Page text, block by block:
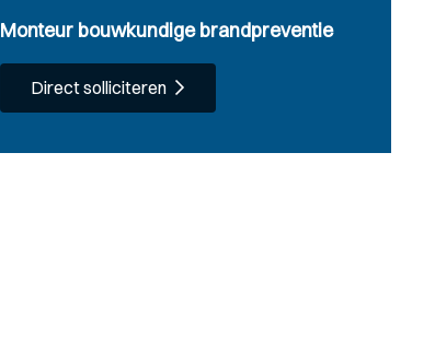
Monteur bouwkundige brandpreventie
Direct solliciteren